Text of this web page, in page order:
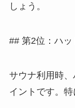
しょう。
## 第2位：ハ
サウナ利用時
イントです。